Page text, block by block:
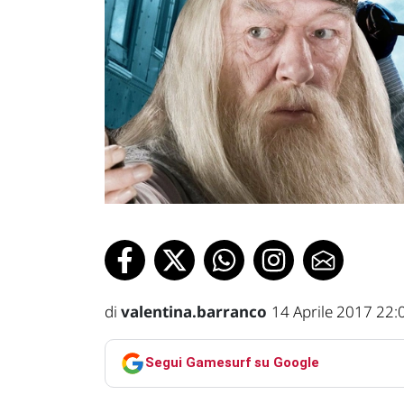
di valentina.barranco 14 Aprile 2017
Segui Gamesurf su Google